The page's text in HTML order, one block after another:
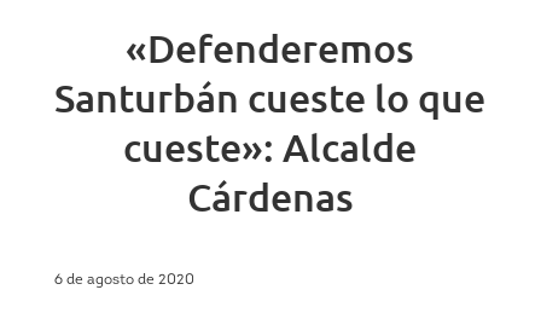
«Defenderemos
Santurbán cueste lo que
cueste»: Alcalde
Cárdenas
6 de agosto de 2020